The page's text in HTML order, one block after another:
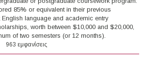
85% or equivalent in their previous
language and academic entry
worth between $10,000 and $20,000,
of two semesters (or 12 months).
Academic Excellence Undergraduate &
Scholarships, La Trobe University, Australia
963 εμφανίσεις